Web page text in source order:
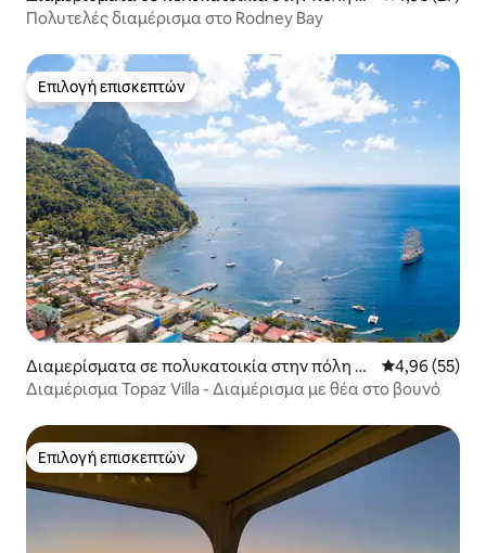
dney Bay
Πολυτελές διαμέρισμα στο Rodney Bay
Επιλογή επισκεπτών
Επιλογή επισκεπτών
Διαμερίσματα σε πολυκατοικία στην πόλη So
ufriere
Μέση
4,96 (55)
Διαμέρισμα Topaz Villa - Διαμέρισμα με θέα στο βουνό
Επιλογή επισκεπτών
Επιλογή επισκεπτών